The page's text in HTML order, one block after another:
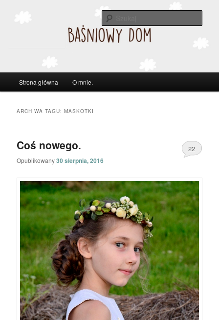
Przeskocz
Przeskocz
Strona główna O mnie.
ARCHIWA TAGU:MASKOTKI
Coś nowego.
Opublikowany30 sierpnia, 2016
22